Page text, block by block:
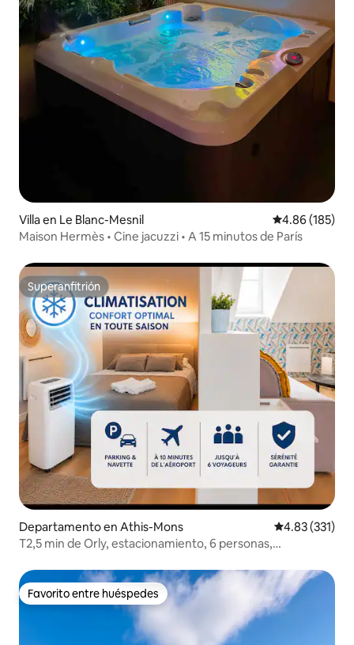
Villa en Le Blanc-Mesnil Calificación
4.86 (185)
Maison Hermès • Cine jacuzzi • A 15 minutos de París
Superanfitrión
Superanfitrión
Departamento en Athis-Mons Calificación
4.83 (331)
T2,5 min de Orly, estacionamiento, 6 personas,
Favorito entre huéspedes
Favorito entre huéspedes